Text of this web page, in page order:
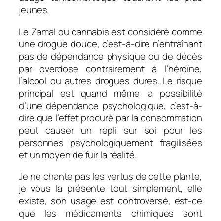
jeunes.
Le Zamal ou cannabis est considéré comme
une drogue douce, c’est-à-dire n’entraînant
pas de dépendance physique ou de décès
par overdose contrairement à l’héroïne,
l’alcool ou autres drogues dures. Le risque
principal est quand même la possibilité
d’une dépendance psychologique, c’est-à-
dire que l’effet procuré par la consommation
peut causer un repli sur soi pour les
personnes psychologiquement fragilisées
et un moyen de fuir la réalité.
Je ne chante pas les vertus de cette plante,
je vous la présente tout simplement, elle
existe, son usage est controversé, est-ce
que les médicaments chimiques sont